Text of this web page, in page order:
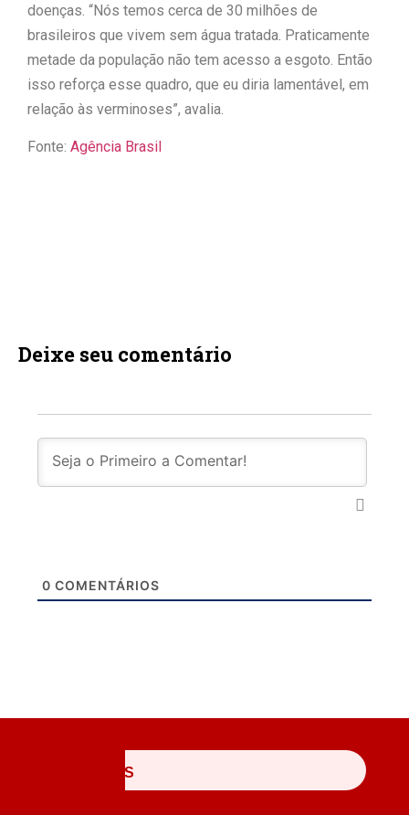
doenças. “Nós temos cerca de 30 milhões de
brasileiros que vivem sem água tratada. Praticamente
metade da população não tem acesso a esgoto. Então
isso reforça esse quadro, que eu diria lamentável, em
relação às verminoses”, avalia.
Fonte: Agência Brasil
Deixe seu comentário
0 COMENTÁRIOS
ÚLTIMAS